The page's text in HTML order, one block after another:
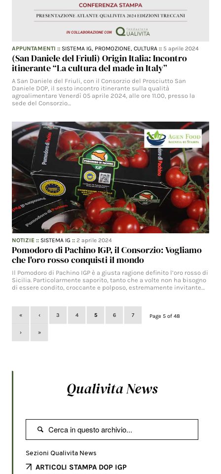
APPUNTAMENTI :: SISTEMA IG, PROMOZIONE,CULTURA :: 5 aprile 2024
(San Daniele del Friuli) Origin Italia: Incontro
itinerante “La cultura del made in Italy”
A San Daniele del Friuli, con il Consorzio del Prosciutto San
Daniele DOP, il sesto incontro itinerante sulla qualità
agroalimentare Venerdì 05 aprile 2024, alle ore 11.00, presso la
sede del Consorzio…
NOTIZIE :: SISTEMA IG ::2 aprile 2024
Pomodoro di Pachino IGP, il Consorzio: Vogliamo
che l'oro rosso conquisti il mondo
Il Pomodoro di Pachino IGP è a giusta ragione definito l’oro rosso di
Sicilia. Particolarmente saporito, tanto che a volte non ha bisogno
di essere condito, croccante e polposo, estremamente invitante…
Page 5 of 48
« ‹ 3 4 5 6 7
› »
Qualivita News

Sezioni Qualivita News
ARTICOLI STAMPA DOP IGP